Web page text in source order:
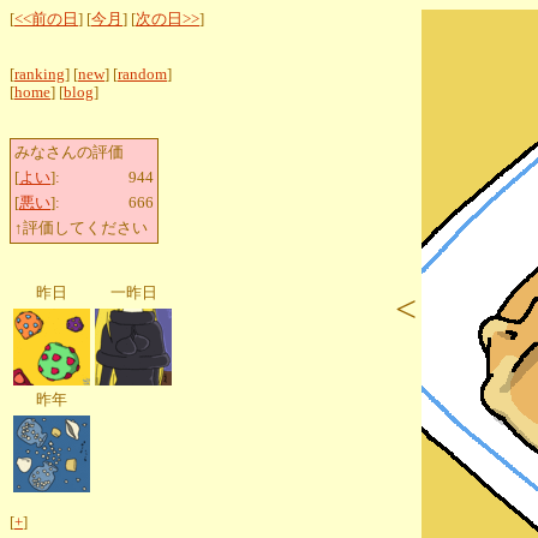
[<<前の日 ] [今月 ] [次の日>>]
[ranking] [new] [random]
[home] [blog]
みなさんの評価
[よい]:
944
[悪い]:
666
↑評価してください
昨日 一昨日
昨年
[+]
<